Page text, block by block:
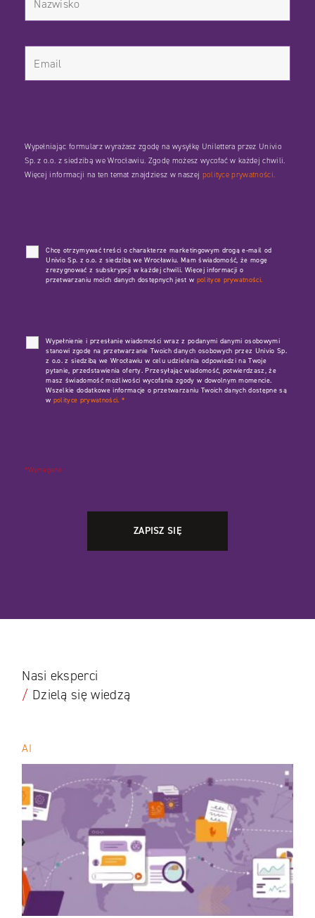
Wypełniając formularz wyrażasz zgodę na wysyłkę Unilettera przez Univio
Sp. z o.o. z siedzibą we Wrocławiu. Zgodę możesz wycofać w każdej chwili.
Więcej informacji na ten temat znajdziesz w naszej polityce prywatności.
Chcę otrzymywać treści o charakterze marketingowym drogą e-mail od
Univio Sp. z o.o. z siedzibą we Wrocławiu. Mam świadomość, że mogę
zrezygnować z subskrypcji w każdej chwili. Więcej informacji o
przetwarzaniu moich danych dostępnych jest w polityce prywatności.
Wypełnienie i przesłanie wiadomości wraz z podanymi danymi osobowymi
stanowi zgodę na przetwarzanie Twoich danych osobowych przez Univio Sp.
z o.o. z siedzibą we Wrocławiu w celu udzielenia odpowiedzi na Twoje
pytanie, przedstawienia oferty. Przesyłając wiadomość, potwierdzasz, że
masz świadomość możliwości wycofania zgody w dowolnym momencie.
Wszelkie dodatkowe informacje o przetwarzaniu Twoich danych dostępne są
w polityce prywatności. *
*Wymagane
Nasi eksperci
/ Dzielą się wiedzą
AI